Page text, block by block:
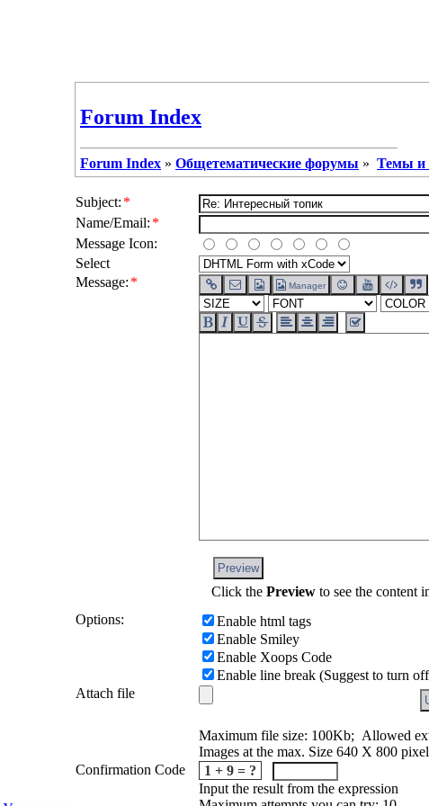
Forum Index
Forum Index » Общетематические форумы » Темы и
Subject: *
Name/Email: *
Message Icon:
Select
Message: * Manager
Preview
Click the Preview to see the content
Options:
Enable html tags
Enable Smiley
Enable Xoops Code
Enable line break (Suggest to turn
Attach file
Maximum file size: 100Kb; Allowed
Images at the max. Size 640 X 800
Confirmation Code
1 + 9 = ?
Input the result from the expression